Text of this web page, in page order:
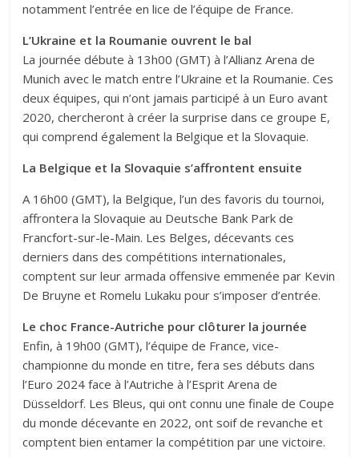
notamment l’entrée en lice de l’équipe de France.
L’Ukraine et la Roumanie ouvrent le bal
La journée débute à 13h00 (GMT) à l’Allianz Arena de
Munich avec le match entre l’Ukraine et la Roumanie. Ces
deux équipes, qui n’ont jamais participé à un Euro avant
2020, chercheront à créer la surprise dans ce groupe E,
qui comprend également la Belgique et la Slovaquie.
La Belgique et la Slovaquie s’affrontent ensuite
A 16h00 (GMT), la Belgique, l’un des favoris du tournoi,
affrontera la Slovaquie au Deutsche Bank Park de
Francfort-sur-le-Main. Les Belges, décevants ces
derniers dans des compétitions internationales,
comptent sur leur armada offensive emmenée par Kevin
De Bruyne et Romelu Lukaku pour s’imposer d’entrée.
Le choc France-Autriche pour clôturer la journée
Enfin, à 19h00 (GMT), l’équipe de France, vice-
championne du monde en titre, fera ses débuts dans
l’Euro 2024 face à l’Autriche à l’Esprit Arena de
Düsseldorf. Les Bleus, qui ont connu une finale de Coupe
du monde décevante en 2022, ont soif de revanche et
comptent bien entamer la compétition par une victoire.